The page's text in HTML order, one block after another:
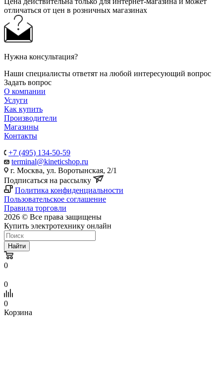
отличаться от цен в розничных магазинах
Нужна консультация?
Наши специалисты ответят на любой интересующий вопрос
Задать вопрос
О компании
Услуги
Как купить
Производители
Магазины
Контакты
+7 (495) 134-50-59
terminal@kineticshop.ru
г. Москва, ул. Воротынская, 2/1
Подписаться на рассылку
Политика конфиденциальности
Пользовательское соглашение
Правила торговли
2026 © Все права защищены
Купить электротехнику онлайн
Найти
0
0
0
Корзина